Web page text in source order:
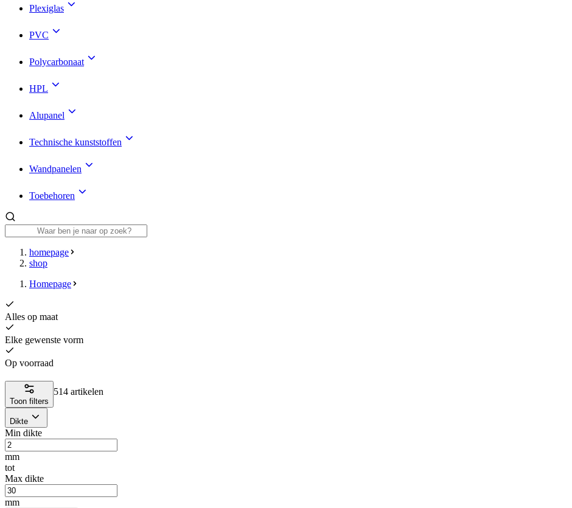
Plexiglas
PVC
Polycarbonaat
HPL
Alupanel
Technische kunststoffen
Wandpanelen
Toebehoren
homepage
shop
Homepage
Alles op maat
Elke gewenste vorm
Op voorraad
Toon filters
514 artikelen
Dikte
Min dikte
mm
tot
Max dikte
mm